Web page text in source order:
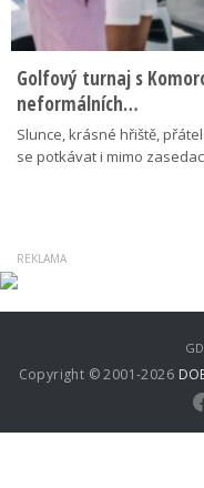
Golfový turnaj s
neformálních…
Slunce, krásné hřiště,
se potkávat i mimo
Copyright © 2001-2026